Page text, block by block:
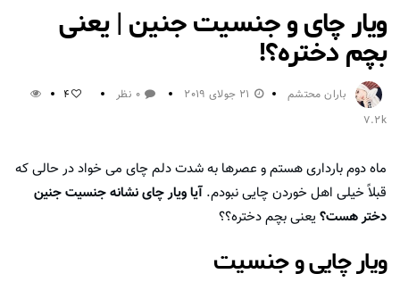
ویار چای و جنسیت جنین | یعنی
بچم دختره؟!
باران محتشم 21 جولای 2019 0 نظر 4
7.2k
ماه دوم بارداری هستم و عصرها به شدت دلم چای می خواد در حالی که
قبلاً خیلی اهل خوردن چایی نبودم. آیا ویار چای نشانه جنسیت جنین
دختر هست؟یعنی بچم دختره؟؟
ویار چایی و جنسیت